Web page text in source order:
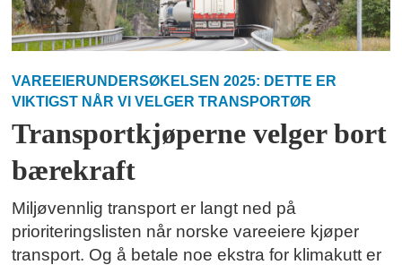
VAREEIERUNDERSØKELSEN 2025: DETTE ER
VIKTIGST NÅR VI VELGER TRANSPORTØR
Transportkjøperne velger bort
bærekraft
Miljøvennlig transport er langt ned på
prioriteringslisten når norske vareeiere kjøper
transport. Og å betale noe ekstra for klimakutt er